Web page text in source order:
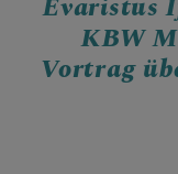
Evaristus
KBW
Vortrag